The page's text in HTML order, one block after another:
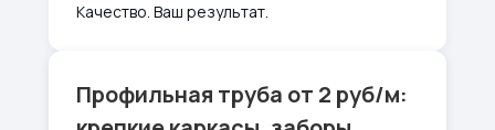
Качество. Ваш результат.
Профильная труба от 2 руб/м: